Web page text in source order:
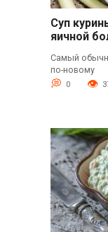
Суп
яичной
Самый
по-новому
0